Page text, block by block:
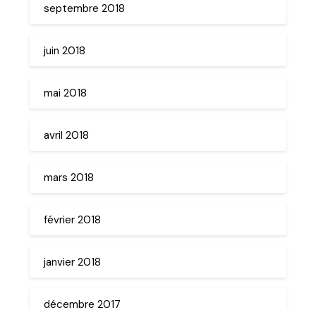
septembre 2018
juin 2018
mai 2018
avril 2018
mars 2018
février 2018
janvier 2018
décembre 2017